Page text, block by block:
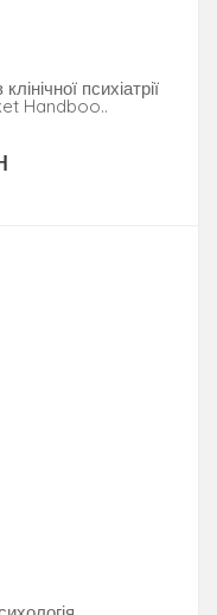
психіатрії
Handboo..